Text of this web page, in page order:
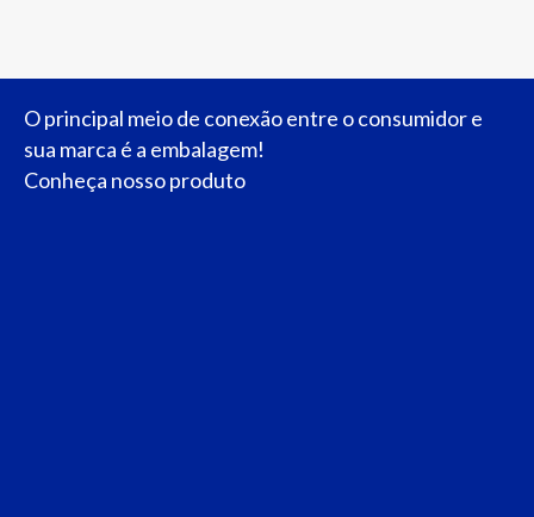
O principal meio de conexão entre o consumidor e
sua marca é a embalagem!
Conheça nosso produto